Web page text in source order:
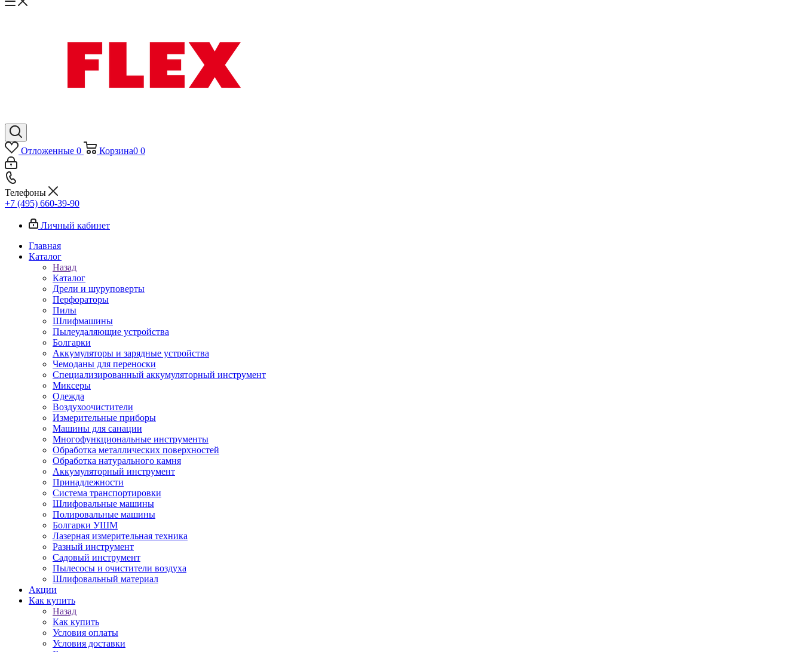
Отложенные 0 Корзина0 0
Телефоны
+7 (495) 660-39-90
Личный кабинет
Главная
Каталог
Назад
Каталог
Дрели и шуруповерты
Перфораторы
Пилы
Шлифмашины
Пылеудаляющие устройства
Болгарки
Аккумуляторы и зарядные устройства
Чемоданы для переноски
Специализированный аккумуляторный инструмент
Миксеры
Одежда
Воздухоочистители
Измерительные приборы
Машины для санации
Многофункциональные инструменты
Обработка металлических поверхностей
Обработка натурального камня
Аккумуляторный инструмент
Принадлежности
Система транспортировки
Шлифовальные машины
Полировальные машины
Болгарки УШМ
Лазерная измерительная техника
Разный инструмент
Садовый инструмент
Пылесосы и очистители воздуха
Шлифовальный материал
Акции
Как купить
Назад
Как купить
Условия оплаты
Условия доставки